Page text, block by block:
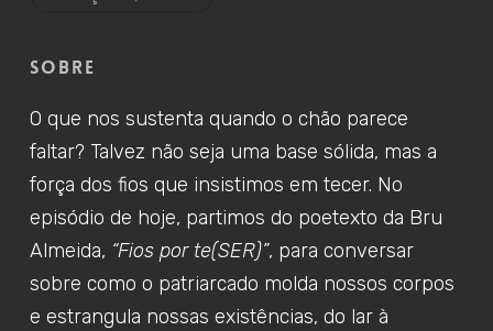
Sobre
O que nos sustenta quando o chão parece
faltar? Talvez não seja uma base sólida, mas a
força dos fios que insistimos em tecer. No
episódio de hoje, partimos do poetexto da Bru
Almeida, “Fios por te(SER)”, para conversar
sobre como o patriarcado molda nossos corpos
e estrangula nossas existências, do lar à